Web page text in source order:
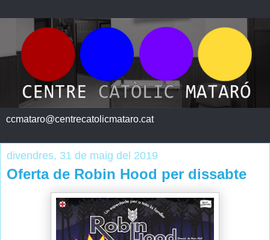
ccmataro@centrecatolicmataro.cat
divendres, 31 de maig del 2019
Oferta de Robin Hood per dissabte